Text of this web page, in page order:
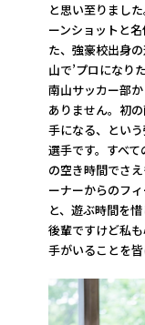
と思い至りまし
ーンショットと
た、強豪校出身
山で’プロになり
南山サッカー部
ありません。初
手になる、とい
選手です。すべ
の空き時間でさ
ーナーからのフ
と、遊ぶ時間を
後輩ですけど私
手がいることを皆